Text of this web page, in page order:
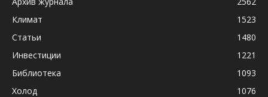
Климат
1523
Статьи
1480
Инвестиции
1221
Библиотека
1093
Холод
1076